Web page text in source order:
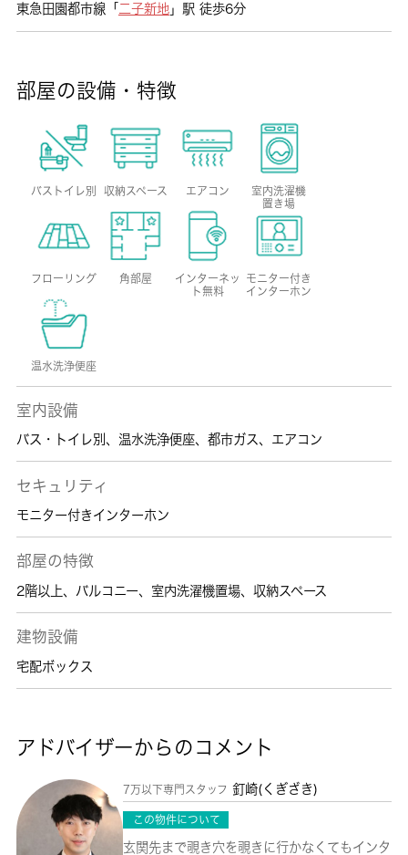
東急田園都市線「 二子新地」駅 徒歩6分
部屋の設備・特徴
バストイレ別 収納スペース エアコン
室内洗濯機
置き場
フローリング 角部屋
インターネッ
ト無料
モニター付き
インターホン
温水洗浄便座
室内設備
バス・トイレ別 、 温水洗浄便座、 都市ガス、 エアコン
セキュリティ
モニター付きインターホン
部屋の特徴
2階以上、 バルコニー、 室内洗濯機置場、 収納スペース
建物設備
宅配ボックス
アドバイザーからのコメント
7万以下専門スタッフ 釘崎(くぎざき)
この物件について
玄関先まで覗き穴を覗きに行かなくてもインタ